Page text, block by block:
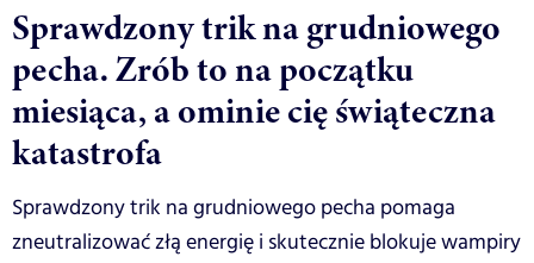
Sprawdzony trik na grudniowego
pecha. Zrób to na początku
miesiąca, a ominie cię świąteczna
katastrofa
Sprawdzony trik na grudniowego pecha pomaga
zneutralizować złą energię i skutecznie blokuje wampiry